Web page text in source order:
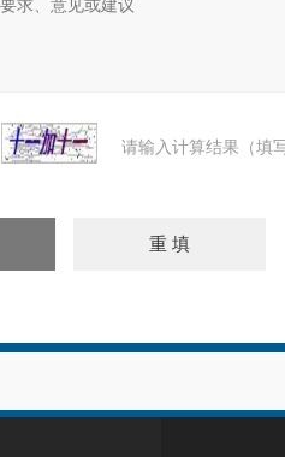
请输入计算结果（填